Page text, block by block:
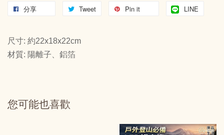
分享 Tweet Pin it LINE
尺寸: 約22x18x22cm
材質: 陽離子、鋁箔
您可能也喜歡